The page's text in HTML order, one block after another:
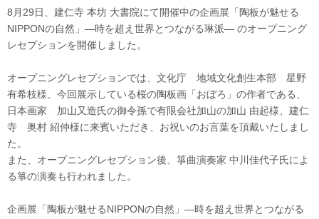
8月29日、建仁寺 本坊 大書院にて開催中の企画展「陶板が魅せる
NIPPONの自然」―時を超え世界とつながる琳派― のオープニング
レセプションを開催しました。
オープニングレセプションでは、文化庁 地域文化創生本部 星野
有希枝様、今回展示している桜の陶板画「おぼろ」の作者である、
日本画家 加山又造氏の御令孫で有限会社加山の加山 由起様、建仁
寺 奥村 紹仲様に来賓いただき、お祝いのお言葉を頂戴いたしまし
た。
また、オープニングレセプション後、箏曲演奏家 中川佳代子氏によ
る箏の演奏も行われました。
企画展「陶板が魅せるNIPPONの自然」―時を超え世界とつながる